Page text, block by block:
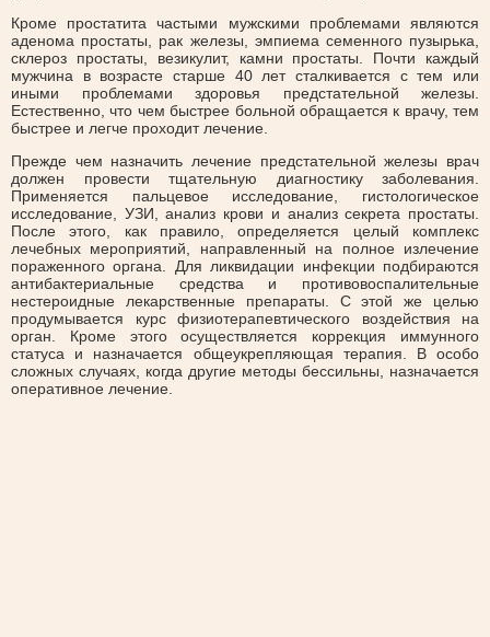
Кроме простатита частыми мужскими проблемами являются
аденома простаты, рак железы, эмпиема семенного пузырька,
склероз простаты, везикулит, камни простаты. Почти каждый
мужчина в возрасте старше 40 лет сталкивается с тем или
иными проблемами здоровья предстательной железы.
Естественно, что чем быстрее больной обращается к врачу, тем
быстрее и легче проходит лечение.
Прежде чем назначить лечение предстательной железы врач
должен провести тщательную диагностику заболевания.
Применяется пальцевое исследование, гистологическое
исследование, УЗИ, анализ крови и анализ секрета простаты.
После этого, как правило, определяется целый комплекс
лечебных мероприятий, направленный на полное излечение
пораженного органа. Для ликвидации инфекции подбираются
антибактериальные средства и противовоспалительные
нестероидные лекарственные препараты. С этой же целью
продумывается курс физиотерапевтического воздействия на
орган. Кроме этого осуществляется коррекция иммунного
статуса и назначается общеукрепляющая терапия. В особо
сложных случаях, когда другие методы бессильны, назначается
оперативное лечение.